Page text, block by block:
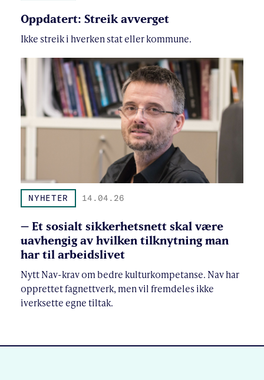
Oppdatert: Streik avverget
Ikke streik i hverken stat eller kommune.
NYHETER 14.04.26
– Et sosialt sikkerhetsnett skal være
uavhengig av hvilken tilknytning man
har til arbeidslivet
Nytt Nav-krav om bedre kulturkompetanse. Nav har
opprettet fagnettverk, men vil fremdeles ikke
iverksette egne tiltak.